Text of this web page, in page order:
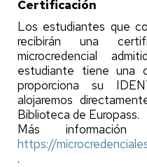
Certificación
Los estudiantes que
recibirán una
microcredencial
estudiante tiene una
proporciona su
alojaremos
Biblioteca de Europass.
Más
https://
.